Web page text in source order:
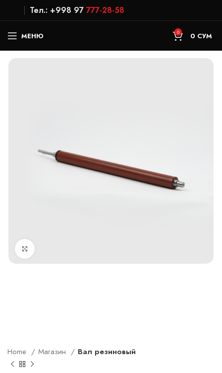
Тел.: +998 97 777-28-58
МЕНЮ 0 0 СУМ
Home Магазин Вал резиновый